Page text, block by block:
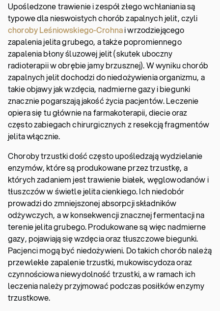
Upośledzone trawienie i zespół złego wchłaniania są
typowe dla nieswoistych chorób zapalnych jelit, czyli
choroby Leśniowskiego-Crohnai wrzodziejącego
zapalenia jelita grubego, a także popromiennego
zapalenia błony śluzowej jelit (skutek uboczny
radioterapii w obrębie jamy brzusznej). W wyniku chorób
zapalnych jelit dochodzi do niedożywienia organizmu, a
takie objawy jak wzdęcia, nadmierne gazy i biegunki
znacznie pogarszają jakość życia pacjentów. Leczenie
opiera się tu głównie na farmakoterapii, diecie oraz
często zabiegach chirurgicznych z resekcją fragmentów
jelita włącznie.
Choroby trzustki dość często upośledzają wydzielanie
enzymów, które są produkowane przez trzustkę, a
których zadaniem jest trawienie białek, węglowodanów i
tłuszczów w świetle jelita cienkiego. Ich niedobór
prowadzi do zmniejszonej absorpcji składników
odżywczych, a w konsekwencji znacznej fermentacji na
terenie jelita grubego. Produkowane są więc nadmierne
gazy, pojawiają się wzdęcia oraz tłuszczowe biegunki.
Pacjenci mogą być niedożywieni. Do takich chorób należą
przewlekłe zapalenie trzustki, mukowiscydoza oraz
czynnościowa niewydolność trzustki, a w ramach ich
leczenia należy przyjmować podczas posiłków enzymy
trzustkowe.